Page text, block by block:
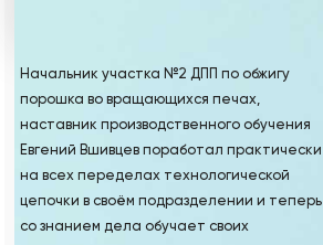
Начальник участка №2 ДПП по обжигу
порошка во вращающихся печах,
наставник производственного обучения
Евгений Вшивцев поработал практически
на всех переделах технологической
цепочки в своём подразделении и теперь
со знанием дела обучает своих